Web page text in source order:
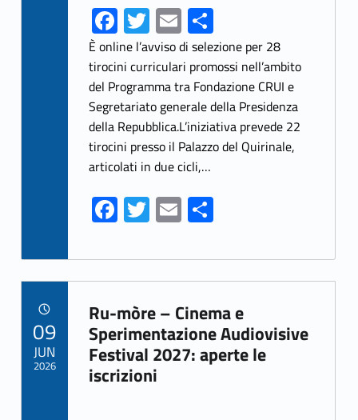
Fa
ce
b
o
o
k
T
w
itt
er
E
m
ai
l
S
h
ar
e
È online l’avviso di selezione per 28
tirocini curriculari promossi nell’ambito
del Programma tra Fondazione CRUI e
Segretariato generale della Presidenza
della Repubblica.L’iniziativa prevede 22
tirocini presso il Palazzo del Quirinale,
articolati in due cicli,…
Fa
ce
b
o
o
k
T
w
itt
er
E
m
ai
l
S
ar
e
Link identifier archive #link-archive-84774
Ru-mòre – Cinema e
Sperimentazione Audiovisive
Festival 2027: aperte le
iscrizioni
09
JUN
2026